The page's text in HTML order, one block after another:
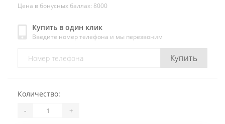
Цена в бонусных баллах: 8000
Купить в один клик
Введите номер телефона и мы перезвоним
Купить
Количество:
- +